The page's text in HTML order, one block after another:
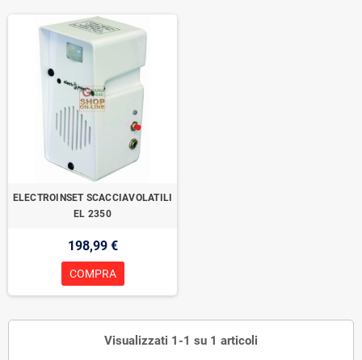
ELECTROINSET SCACCIAVOLATILI
EL 2350
198,99 €
COMPRA
Visualizzati 1-1 su 1 articoli